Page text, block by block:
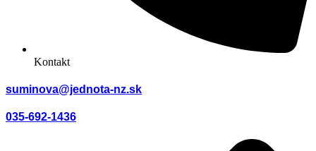
Kontakt
suminova@jednota-nz.sk
035-692-1436